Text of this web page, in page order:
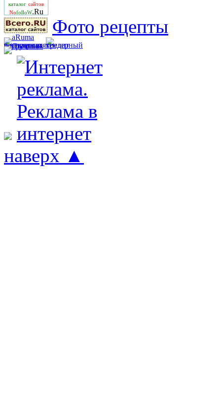
каталог сайтов
NofolloW.Ru
Фото рецепты
наверх ▲